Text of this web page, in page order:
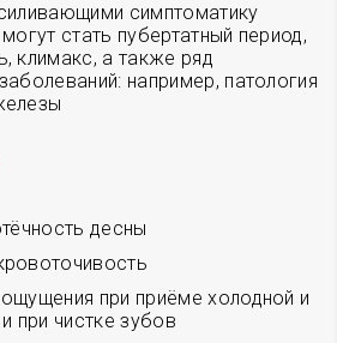
симптоматику
стать пубертатный период,
климакс, а также ряд
например, патология
десны
при приёме холодной и
при чистке зубов